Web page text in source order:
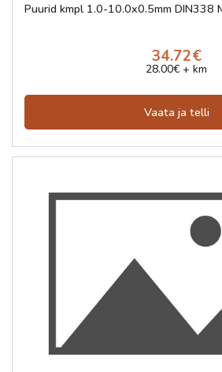
Puurid kmpl 1.0-10.0x0.5mm DIN338
34.72€
28.00€ + km
Vaata ja telli